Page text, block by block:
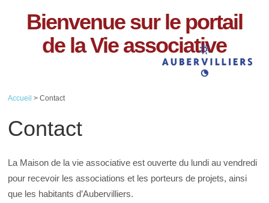
Bienvenue sur le portail
de la Vie associative
Accueil > Contact
Contact
La Maison de la vie associative est ouverte du lundi au vendredi
pour recevoir les associations et les porteurs de projets, ainsi
que les habitants d’Aubervilliers.